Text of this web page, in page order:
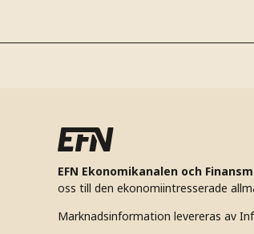
EFN Ekonomikanalen och
oss till den ekonomiintresserade
Marknadsinformation levereras av